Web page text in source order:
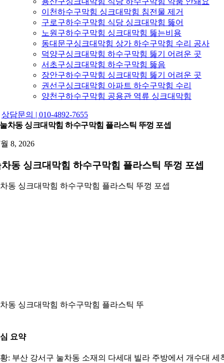
이천하수구막힘 싱크대막힘 침전물 제거
구로구하수구막힘 식당 싱크대막힘 뚫어
노원구하수구막힘 싱크대막힘 뚫는비용
동대문구싱크대막힘 상가 하수구막힘 수리 공사
덕양구싱크대막힘 하수구막힘 뚫기 어려운 곳
서초구싱크대막힘 하수구막힘 뚫음
장안구하수구막힘 싱크대막힘 뚫기 어려운 곳
권선구싱크대막힘 아파트 하수구막힘 수리
양천구하수구막힘 공용관 역류 싱크대막힘
상담문의 | 010-4892-7655
눌차동 싱크대막힘 하수구막힘 플라스틱 뚜껑 포셉
8, 2026
동 싱크대막힘 하수구막힘 플라스틱 뚜껑 포셉
동 싱크대막힘 하수구막힘 플라스틱 뚜껑 포셉
동 싱크대막힘 하수구막힘 플라스틱 뚜
요약
: 부산 강서구 눌차동 소재의 다세대 빌라 주방에서 개수대 세